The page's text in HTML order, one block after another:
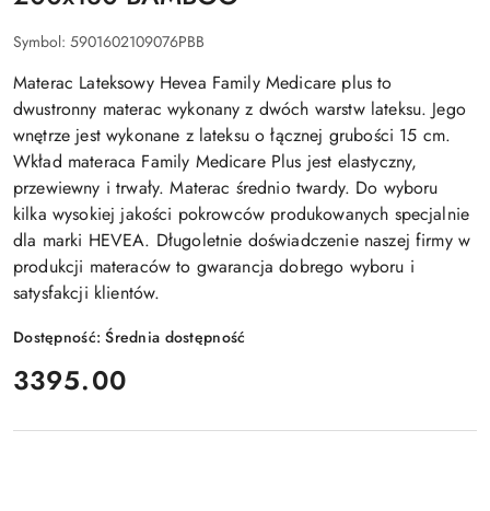
Symbol: 5901602109076PBB
Materac Lateksowy Hevea Family Medicare plus to
dwustronny materac wykonany z dwóch warstw lateksu. Jego
wnętrze jest wykonane z lateksu o łącznej grubości 15 cm.
Wkład materaca Family Medicare Plus jest elastyczny,
przewiewny i trwały. Materac średnio twardy. Do wyboru
kilka wysokiej jakości pokrowców produkowanych specjalnie
dla marki HEVEA. Długoletnie doświadczenie naszej firmy w
produkcji materaców to gwarancja dobrego wyboru i
satysfakcji klientów.
Dostępność:Średnia dostępność
cena:
3395.00